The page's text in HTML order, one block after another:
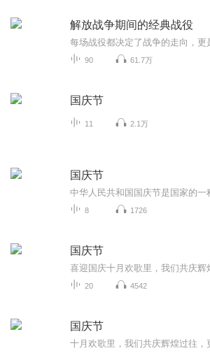
解放战争期间的经典战役
90 61.7万
国庆节
11 2.1万
国庆节
8 1726
国庆节
20 4542
国庆节